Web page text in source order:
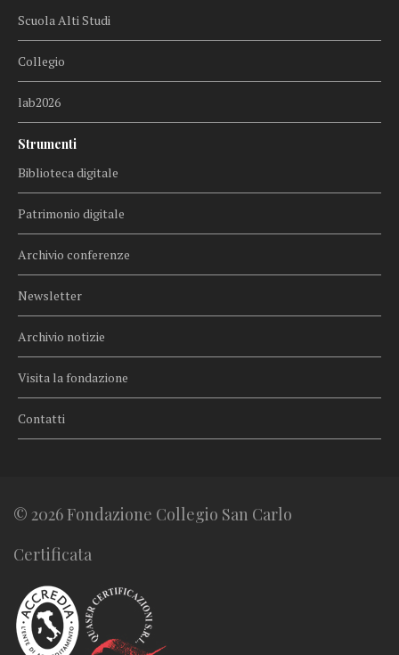
Scuola Alti Studi
Collegio
lab2026
Strumenti
Biblioteca digitale
Patrimonio digitale
Archivio conferenze
Newsletter
Archivio notizie
Visita la fondazione
Contatti
© 2026 Fondazione Collegio San Carlo
Certificata